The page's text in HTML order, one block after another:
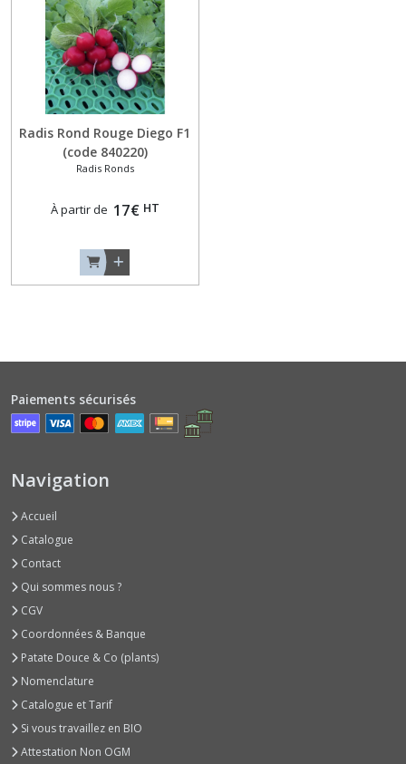
Radis Rond Rouge Diego F1
(code 840220)
Radis Ronds
À partir de 17€ HT
(1)
Echalotes
et
Echalions
(1)
Oignons
(1)
Daikons
-
(2)
Ronds
(1)
Afficher
les
résultats
Paiements sécurisés
Navigation
Accueil
Catalogue
Contact
Qui sommes nous ?
CGV
Coordonnées & Banque
Patate Douce & Co (plants)
Nomenclature
Catalogue et Tarif
Si vous travaillez en BIO
Attestation Non OGM